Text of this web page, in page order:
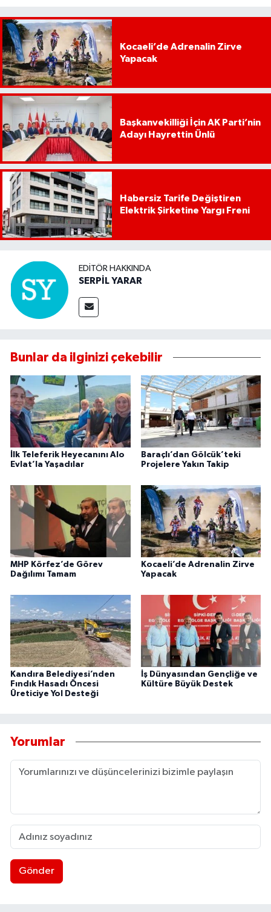
Kocaeli’de Adrenalin Zirve
Yapacak
Başkanvekilliği İçin AK Parti’nin
Adayı Hayrettin Ünlü
Habersiz Tarife Değiştiren
Elektrik Şirketine Yargı Freni
EDITÖR HAKKINDA
SERPİL YARAR
Bunlar da ilginizi çekebilir
İlk Teleferik Heyecanını Alo
Evlat’la Yaşadılar
Baraçlı’dan Gölcük’teki
Projelere Yakın Takip
MHP Körfez’de Görev
Dağılımı Tamam
Kocaeli’de Adrenalin Zirve
Yapacak
Kandıra Belediyesi’nden
Fındık Hasadı Öncesi
Üreticiye Yol Desteği
İş Dünyasından Gençliğe ve
Kültüre Büyük Destek
Yorumlar
Gönder